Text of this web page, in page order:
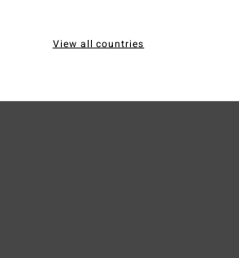
View all countries